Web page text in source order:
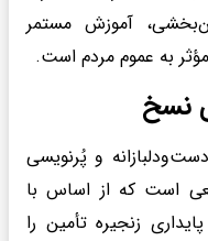
آموزش مستمر
به عموم مردم است.
نسخ
و پُرنویسی
است که از اساس با
زنجیره تأمین را